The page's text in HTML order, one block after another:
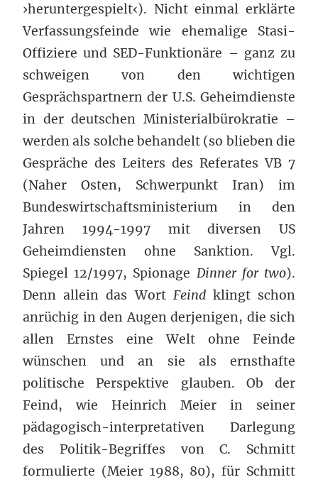
›heruntergespielt‹). Nicht einmal erklärte
Verfassungsfeinde wie ehemalige Stasi-
Offiziere und SED-Funktionäre – ganz zu
schweigen von den wichtigen
Gesprächspartnern der U.S. Geheimdienste
in der deutschen Ministerialbürokratie –
werden als solche behandelt (so blieben die
Gespräche des Leiters des Referates VB 7
(Naher Osten, Schwerpunkt Iran) im
Bundeswirtschaftsministerium in den
Jahren 1994-1997 mit diversen US
Geheimdiensten ohne Sanktion. Vgl.
Spiegel 12/1997, Spionage Dinner for two).
Denn allein das Wort Feind klingt schon
anrüchig in den Augen derjenigen, die sich
allen Ernstes eine Welt ohne Feinde
wünschen und an sie als ernsthafte
politische Perspektive glauben. Ob der
Feind, wie Heinrich Meier in seiner
pädagogisch-interpretativen Darlegung
des Politik-Begriffes von C. Schmitt
formulierte (Meier 1988, 80), für Schmitt